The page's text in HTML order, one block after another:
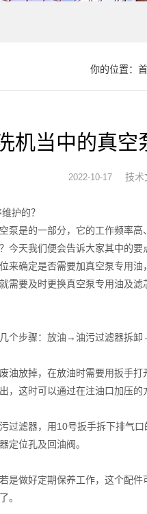
你的位置：
机当中的真空
2022-10-17 技术
护的？
是的一部分，它的工作频率高
今天我们便会告诉大家其中的要
确定是否需要加真空泵专用油
需要及时更换真空泵专用油及
步骤：放油→油污过滤器拆卸
放掉，在放油时需要用扳手打
，这时可以通过在注油口加压的
滤器，用10号扳手拆下排气口
定位孔及回油阀。
做好定期保养工作，这个配件
。